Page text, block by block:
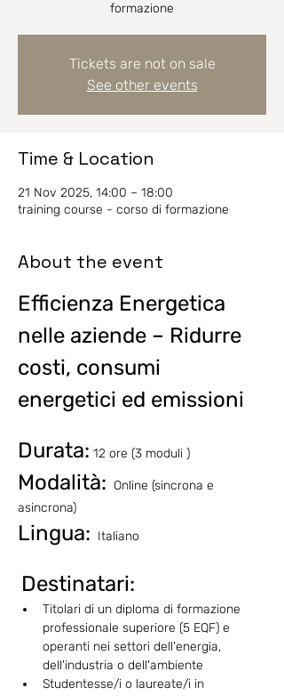
formazione
Tickets are not on sale
See other events
Time & Location
21 Nov 2025, 14:00 – 18:00
training course - corso di formazione
About the event
Efficienza Energetica
nelle aziende – Ridurre
costi, consumi
energetici ed emissioni
Durata: 12 ore (3 moduli )
Modalità: Online (sincrona e
asincrona)
Lingua: Italiano
Destinatari:
Titolari di un diploma di formazione
professionale superiore (5 EQF) e
operanti nei settori dell'energia,
dell'industria o dell'ambiente
Studentesse/i o laureate/i in